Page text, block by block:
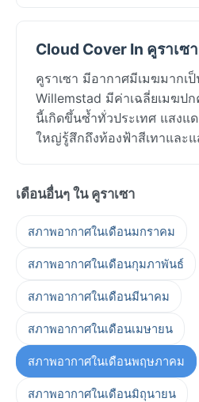
Cloud Cover In คูราเซ
คูราเซา มีอากาศมีเมฆมากเ
Willemstad มีค่าเฉลี่ยเมฆป
นี้เกิดขึ้นซ้ำทั่วประเทศ แสงแ
ใหญ่รู้สึกถึงท้องฟ้าสีเทาและ
เดือนอื่นๆ ใน คูราเซา
สภาพอากาศในเดือนมกราคม
สภาพอากาศในเดือนกุมภาพันธ์
สภาพอากาศในเดือนมีนาคม
สภาพอากาศในเดือนเมษายน
สภาพอากาศในเดือนพฤษภาคม
สภาพอากาศในเดือนมิถุนายน